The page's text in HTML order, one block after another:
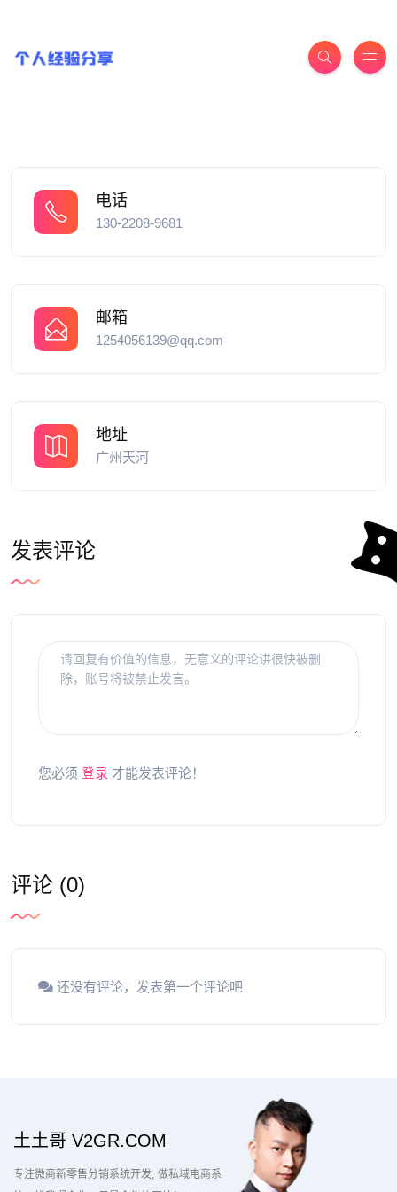
电话
130-2208-9681
邮箱
1254056139@qq.com
地址
广州天河
发表评论
您必须 登录 才能发表评论！
评论 (0)
还没有评论，发表第一个评论吧
土土哥 V2GR.COM
专注微商新零售分销系统开发 做私域电商系